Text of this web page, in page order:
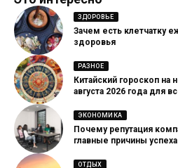
ЗДОРОВЬЕ
Зачем есть клетчатку
здоровья
РАЗНОЕ
Китайский гороскоп
августа 2026 года для
ЭКОНОМИКА
Почему репутация
главные причины
ОТДЫХ